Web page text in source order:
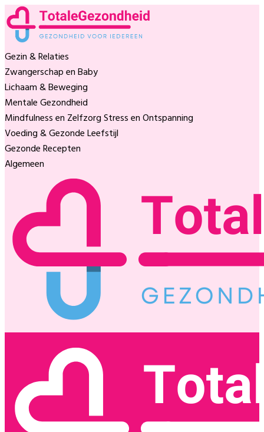
Gezin & Relaties
Zwangerschap en Baby
Lichaam & Beweging
Mentale Gezondheid
Mindfulness en ZelfzorgStress en Ontspanning
Voeding & Gezonde Leefstijl
Gezonde Recepten
Algemeen